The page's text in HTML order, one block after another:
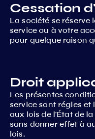
Cessation
La société se
service ou à votre
pour quelque raison
Droit
Les présentes
service sont régies
aux lois de l'État de
sans donner effet à
lois.